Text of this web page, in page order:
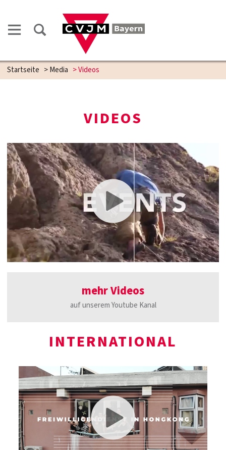
Startseite >Media >Videos
VIDEOS
mehr Videos
auf unserem Youtube Kanal
INTERNATIONAL